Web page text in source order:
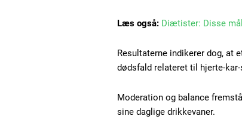
Læs også: Diætister: Disse
Resultaterne indikerer dog, at
dødsfald relateret til hjerte-
Moderation og balance
sine daglige drikkevaner.